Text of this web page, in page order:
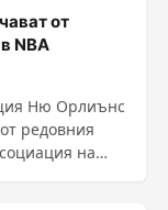
от
NBA
Ню Орлиънс
редовния
на